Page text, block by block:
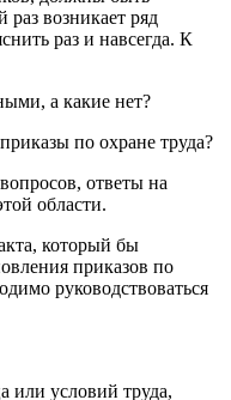
возникает ряд
раз и навсегда. К
а какие нет?
по охране труда?
ответы на
области.
который бы
приказов по
руководствоваться
или условий труда,